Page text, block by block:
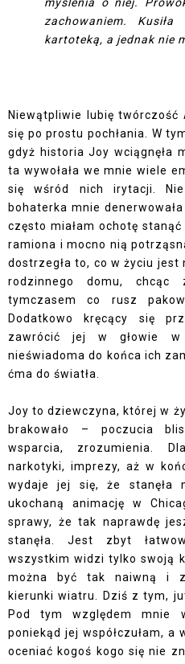
zachowaniem.
kartoteką, a jednak nie
Niewątpliwie lubię twórczość
się po prostu pochłania. W
gdyż historia Joy wciągnęła
ta wywołała we mnie wiele
się wśród nich irytacji.
bohaterka mnie
często miałam ochotę
ramiona i mocno nią
dostrzegła to, co w życiu jest
rodzinnego domu,
tymczasem co rusz
Dodatkowo kręcący się
zawrócić jej w głowie w
nieświadoma do końca ich
ćma do światła.
Joy to dziewczyna, której w
brakowało – poczucia
wsparcia, zrozumienia.
narkotyki, imprezy, aż w
wydaje jej się, że stanęła
ukochaną animację w
sprawy, że tak naprawdę
stanęła. Jest zbyt
wszystkim widzi tylko swoją
można być tak naiwną i
kierunki wiatru. Dziś z tym,
Pod tym względem mnie
poniekąd jej współczułam, a
oceniać kogoś kogo się nie